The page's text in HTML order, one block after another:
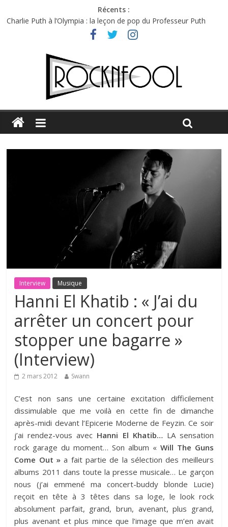
Récents :
Première édition du Midgard Festival : entre bière, métal et
Charlie Puth à l’Olympia : la leçon de pop du Professeur Puth
Festival Triptyque : un nouveau festival de musique indépendant
Hellfest 2026 vendredi : température et émotions en hausse
Hellfest 2026 jeudi : impossible de choisir entre chaleur et bonne
Interview Musique
Hanni El Khatib : « J’ai du
arrêter un concert pour
stopper une bagarre »
(Interview)
2 mars 2012 Swann
C’est non sans une certaine excitation difficilement
dissimulable que me voilà en cette fin de dimanche
après-midi devant l’Epicerie Moderne de Feyzin. Ce soir
j’ai rendez-vous avec Hanni El Khatib…LA sensation
rock garage du moment… Son album « Will The Guns
Come Out » a fait partie de la sélection des meilleurs
albums 2011 dans toute la presse musicale… Le garçon
nous (j’ai emmené ma concert-buddy blonde Lucie)
reçoit en tête à 3 têtes dans sa loge, le look rock
absolument parfait, grand, brun, avenant, plus grand,
plus avenant et plus mince que l’image que m’en avait